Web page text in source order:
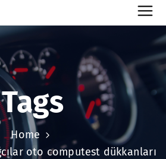
Tags
Home
oto computest dükkanları